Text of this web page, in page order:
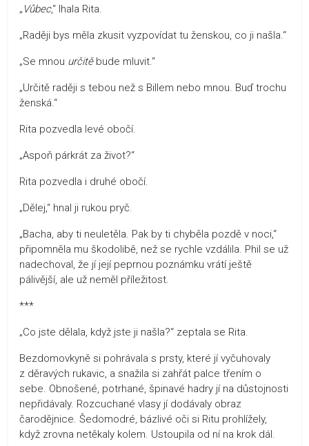
„ Vůbec,“ lhala Rita.
„Raději bys měla zkusit vyzpovídat tu ženskou, co ji našla.“
„Se mnou určitěbude mluvit.“
„Určitě raději s tebou než s Billem nebo mnou. Buď trochu
ženská.“
Rita pozvedla levé obočí.
„Aspoň párkrát za život?“
Rita pozvedla i druhé obočí.
„Dělej,“ hnal ji rukou pryč.
„Bacha, aby ti neuletěla. Pak by ti chyběla pozdě v noci,“
připomněla mu škodolibě, než se rychle vzdálila. Phil se už
nadechoval, že jí její peprnou poznámku vrátí ještě
pálivější, ale už neměl příležitost.
***
„Co jste dělala, když jste ji našla?“ zeptala se Rita.
Bezdomovkyně si pohrávala s prsty, které jí vyčuhovaly
z děravých rukavic, a snažila si zahřát palce třením o
sebe. Obnošené, potrhané, špinavé hadry jí na důstojnosti
nepřidávaly. Rozcuchané vlasy jí dodávaly obraz
čarodějnice. Šedomodré, bázlivé oči si Ritu prohlížely,
když zrovna netěkaly kolem. Ustoupila od ní na krok dál.